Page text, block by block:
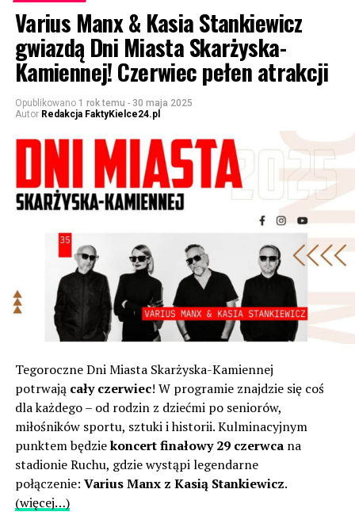
Varius Manx & Kasia Stankiewicz
gwiazdą Dni Miasta Skarżyska-
Kamiennej! Czerwiec pełen atrakcji
Opublikowano 1 rok temu - 30 maja 2025
Autor Redakcja FaktyKielce24.pl
Tegoroczne Dni Miasta Skarżyska-Kamiennej
potrwają cały czerwiec! W programie znajdzie się coś
dla każdego – od rodzin z dziećmi po seniorów,
miłośników sportu, sztuki i historii. Kulminacyjnym
punktem będziekoncert finałowy 29 czerwcana
stadionie Ruchu, gdzie wystąpi legendarne
połączenie: Varius Manx z Kasią Stankiewicz.
(więcej…)